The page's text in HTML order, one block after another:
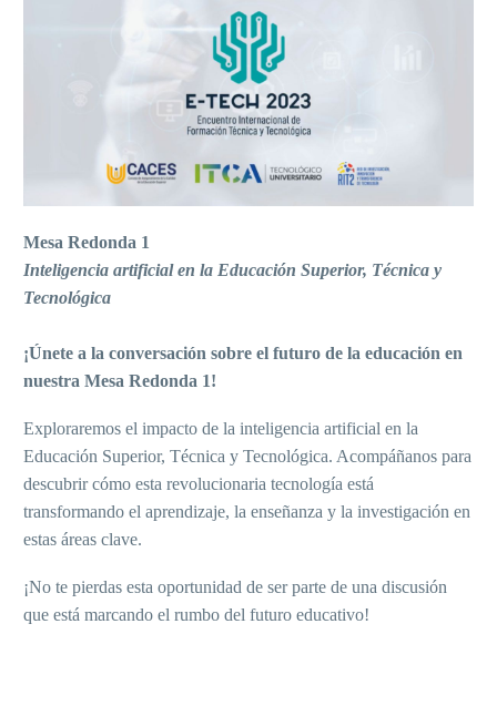
Mesa Redonda 1
Inteligencia artificial en la Educación Superior, Técnica y
Tecnológica
¡Únete a la conversación sobre el futuro de la educación en
nuestra Mesa Redonda 1!
Exploraremos el impacto de la inteligencia artificial en la
Educación Superior, Técnica y Tecnológica. Acompáñanos para
descubrir cómo esta revolucionaria tecnología está
transformando el aprendizaje, la enseñanza y la investigación en
estas áreas clave.
¡No te pierdas esta oportunidad de ser parte de una discusión
que está marcando el rumbo del futuro educativo!